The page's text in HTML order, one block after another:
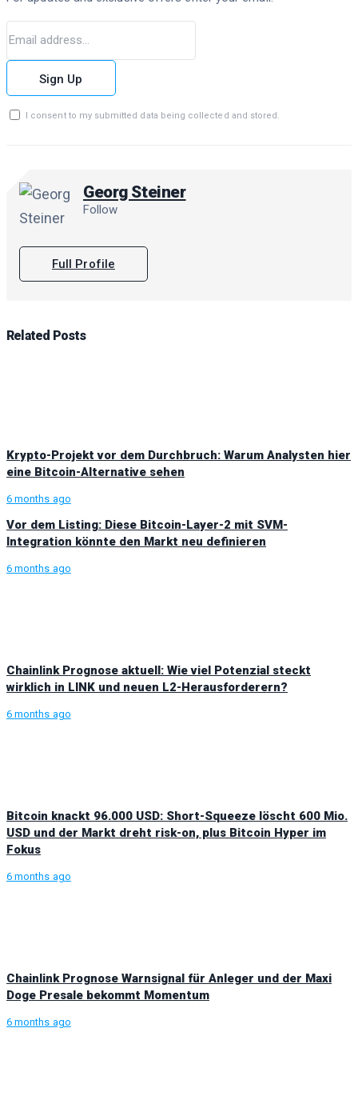
Sign Up
I consent to my submitted data being collected and stored.
Georg Steiner
Follow
Full Profile
Related Posts
Krypto-Projekt vor dem Durchbruch: Warum Analysten hier
eine Bitcoin-Alternative sehen
6 months ago
Vor dem Listing: Diese Bitcoin-Layer-2 mit SVM-
Integration könnte den Markt neu definieren
6 months ago
Chainlink Prognose aktuell: Wie viel Potenzial steckt
wirklich in LINK und neuen L2-Herausforderern?
6 months ago
Bitcoin knackt 96.000 USD: Short-Squeeze löscht 600 Mio.
USD und der Markt dreht risk-on, plus Bitcoin Hyper im
Fokus
6 months ago
Chainlink Prognose Warnsignal für Anleger und der Maxi
Doge Presale bekommt Momentum
6 months ago